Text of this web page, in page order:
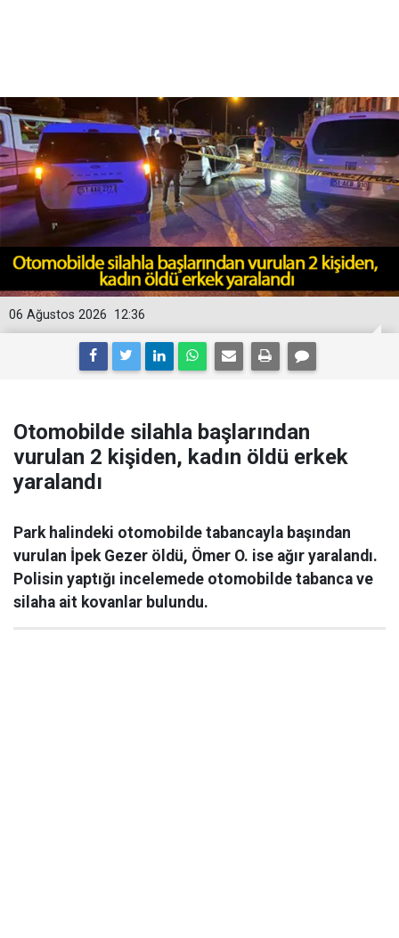
12:36
06 Ağustos 2026
Otomobilde silahla başlarından
vurulan 2 kişiden, kadın öldü erkek
yaralandı
Park halindeki otomobilde tabancayla başından
vurulan İpek Gezer öldü, Ömer O. ise ağır yaralandı.
Polisin yaptığı incelemede otomobilde tabanca ve
silaha ait kovanlar bulundu.